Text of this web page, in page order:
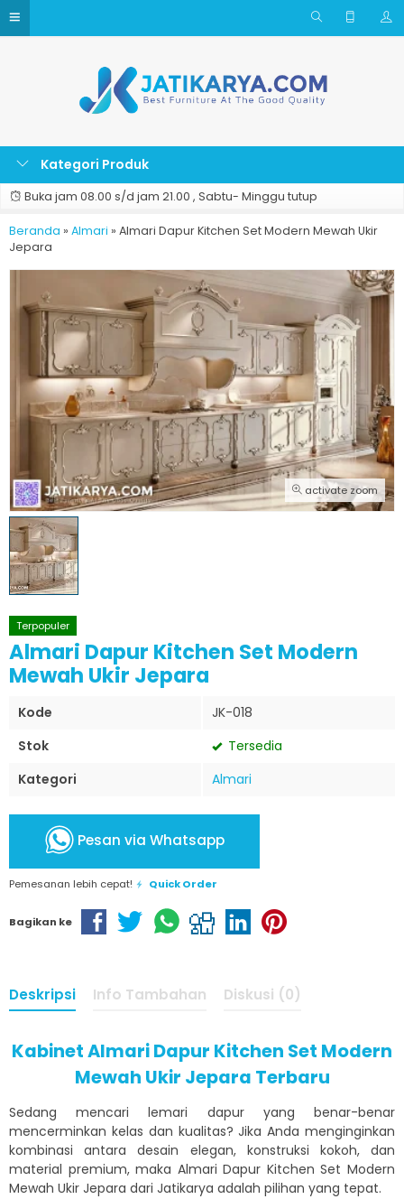
Kategori Produk
Buka jam 08.00 s/d jam 21.00 , Sabtu- Minggu tutup
Beranda » Almari » Almari Dapur Kitchen Set Modern Mewah Ukir
Jepara
activate zoom
Terpopuler
Almari Dapur Kitchen Set Modern
Mewah Ukir Jepara
Kode
JK-018
Stok
Tersedia
Kategori
Almari
Pesan via Whatsapp
Pemesanan lebih cepat! Quick Order
Bagikan ke
Deskripsi Info Tambahan Diskusi (0)
Kabinet Almari Dapur Kitchen Set Modern
Mewah Ukir Jepara Terbaru
Sedang mencari lemari dapur yang benar-benar
mencerminkan kelas dan kualitas? Jika Anda menginginkan
kombinasi antara desain elegan, konstruksi kokoh, dan
material premium, maka Almari Dapur Kitchen Set Modern
Mewah Ukir Jepara dari Jatikarya adalah pilihan yang tepat.